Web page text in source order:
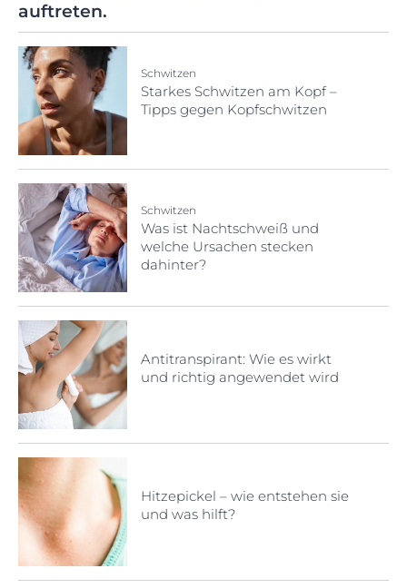
auftreten.
Schwitzen
Starkes Schwitzen am Kopf –
Tipps gegen Kopfschwitzen
Schwitzen
Was ist Nachtschweiß und
welche Ursachen stecken
dahinter?
Antitranspirant: Wie es wirkt
und richtig angewendet wird
Hitzepickel – wie entstehen sie
und was hilft?